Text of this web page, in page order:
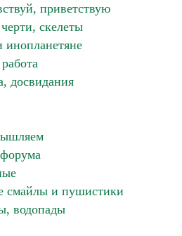
приветствую
скелеты
досвидания
смайлы и пушистики
водопады